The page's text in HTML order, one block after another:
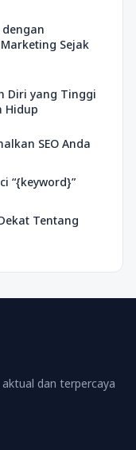
Sejak
Diri yang Tinggi
Hidup
SEO Anda
“{keyword}”
Tentang
dan terpercaya